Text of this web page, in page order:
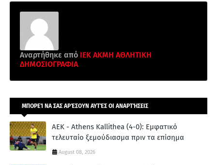
Αναρτήθηκε από ΙΕΚ ΑΚΜΗ ΑΘΛΗΤΙΚΗ
ΔΗΜΟΣΙΟΓΡΑΦΙΑ
ΜΠΟΡΕΊ ΝΑ ΣΑΣ ΑΡΈΣΟΥΝ ΑΥΤΈΣ ΟΙ ΑΝΑΡΤΉΣΕΙΣ
ΑΕΚ - Athens Kallithea (4-0): Εμφατικό
τελευταίο ξεμούδιασμα πριν τα επίσημα
August 08, 2026